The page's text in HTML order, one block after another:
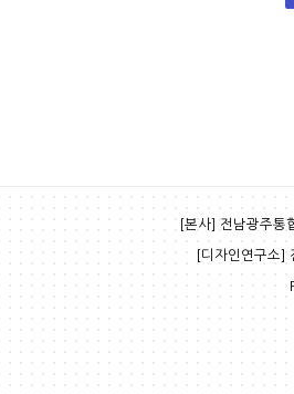
[본사] 전남광주
[디자인연구소]